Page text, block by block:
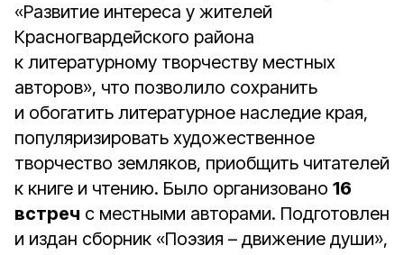
«Развитие интереса у жителей
Красногвардейского района
к литературному творчеству местных
авторов», что позволило сохранить
и обогатить литературное наследие края,
популяризировать художественное
творчество земляков, приобщить читателей
к книге и чтению. Было организовано 16
встреч с местными авторами. Подготовлен
и издан сборник «Поэзия – движение души»,